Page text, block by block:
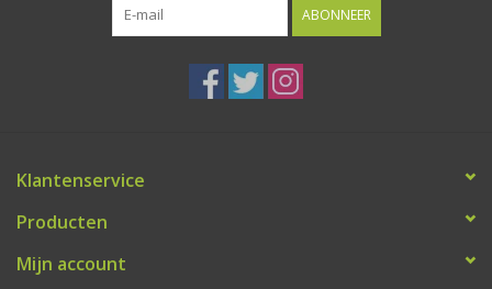
ABONNEER
Klantenservice
Producten
Mijn account